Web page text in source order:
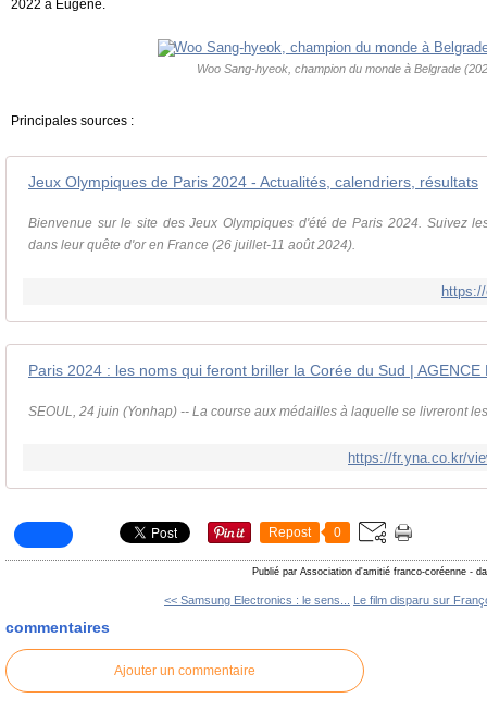
2022 à Eugene.
Woo Sang-hyeok, champion du monde à Belgrade
Principales sources :
Jeux Olympiques de Paris 2024 - Actualités, calendriers, résultats
Bienvenue sur le site des Jeux Olympiques d'été de Paris 2024. Suivez
dans leur quête d'or en France (26 juillet-11 août 2024).
Paris 2024 : les noms qui feront briller la Corée du Sud | AGENCE
SEOUL, 24 juin (Yonhap) -- La course aux médailles à laquelle se livreront
https://fr.yna.co.kr/
Repost 0
Publié par Association d'amitié franco-coréenne -
<< Samsung Electronics : le sens... Le film disparu sur
commentaires
Ajouter un commentaire